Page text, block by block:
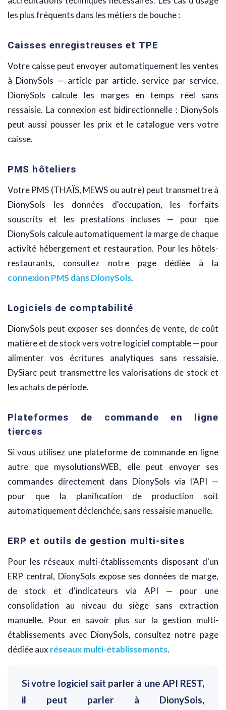
les plus fréquents dans les métiers de bouche :
Caisses enregistreuses et TPE
Votre caisse peut envoyer automatiquement les ventes
à DionySols — article par article, service par service.
DionySols calcule les marges en temps réel sans
ressaisie. La connexion est bidirectionnelle : DionySols
peut aussi pousser les prix et le catalogue vers votre
caisse.
PMS hôteliers
Votre PMS (THAÏS, MEWS ou autre) peut transmettre à
DionySols les données d'occupation, les forfaits
souscrits et les prestations incluses — pour que
DionySols calcule automatiquement la marge de chaque
activité hébergement et restauration. Pour les hôtels-
restaurants, consultez notre page dédiée à la
connexion PMS dans DionySols.
Logiciels de comptabilité
DionySols peut exposer ses données de vente, de coût
matière et de stock vers votre logiciel comptable — pour
alimenter vos écritures analytiques sans ressaisie.
DySiarc peut transmettre les valorisations de stock et
les achats de période.
Plateformes de commande en ligne
tierces
Si vous utilisez une plateforme de commande en ligne
autre que mysolutionsWEB, elle peut envoyer ses
commandes directement dans DionySols via l'API —
pour que la planification de production soit
automatiquement déclenchée, sans ressaisie manuelle.
ERP et outils de gestion multi-sites
Pour les réseaux multi-établissements disposant d'un
ERP central, DionySols expose ses données de marge,
de stock et d'indicateurs via API — pour une
consolidation au niveau du siège sans extraction
manuelle. Pour en savoir plus sur la gestion multi-
établissements avec DionySols, consultez notre page
dédiée aux réseaux multi-établissements.
Si votre logiciel sait parler à une API REST,
il peut parler à DionySols,